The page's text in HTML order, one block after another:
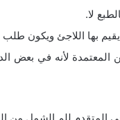
لا.
بها اللاجئ ويكون طلب
لأنه في بعض